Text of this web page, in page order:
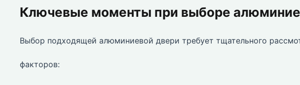
Ключевые моменты при выборе
Выбор подходящей алюминиевой двери требует тщательного
факторов: